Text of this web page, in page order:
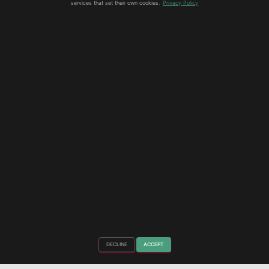
Hestia | Utviklet avThemeIsle
services that set their own cookies.
Privacy Policy
DECLINE ACCEPT